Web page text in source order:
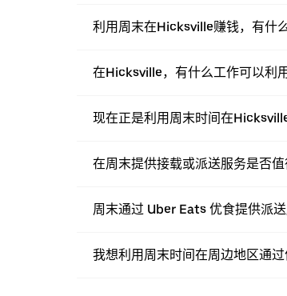
利用周末在Hicksville赚钱，有什
在Hicksville，有什么工作可以利
现在正是利用周末时间在
在周末提供接载或派送服务是否值
周末通过 Uber Eats 优食提供派
我想利用周末时间在周边地区通